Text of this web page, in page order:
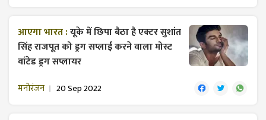
आएगा भारत :यूके में छिपा बैठा है एक्टर सुशांत
सिंह राजपूत को ड्रग सप्लाई करने वाला मोस्ट
वांटेड ड्रग सप्लायर
मनोरंजन 20 Sep 2022